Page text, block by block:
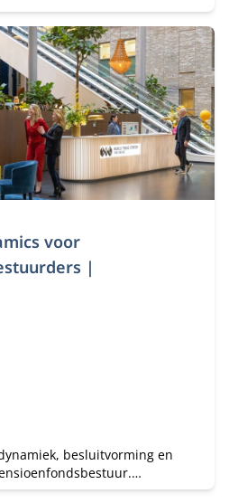
inzicht én handvatten om de
jouw pensioenorganisatie te
voor
|
besluitvorming en
van leergang B (Van